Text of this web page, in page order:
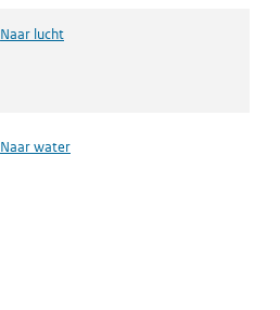
Naar lucht
Naar water